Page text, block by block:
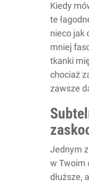
Kiedy
te
nieco jak
mniej
tkanki
chociaż
zawsze
Jednym
w Twoim
dłuższe,